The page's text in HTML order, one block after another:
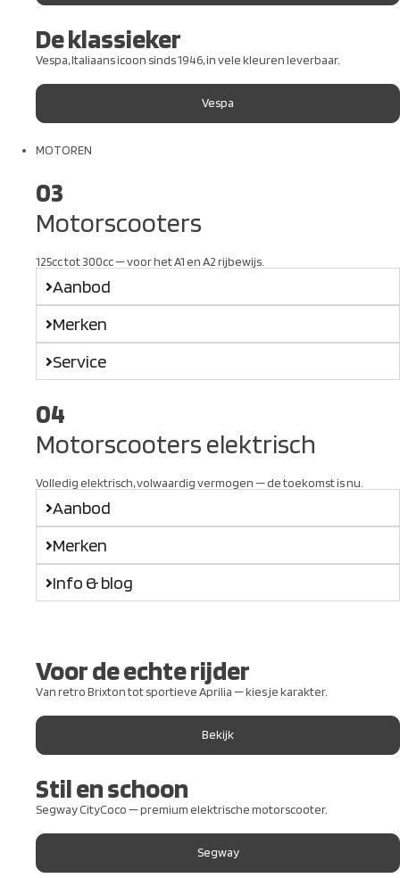
De klassieker
Vespa, Italiaans icoon sinds 1946, in vele kleuren leverbaar.
Vespa
MOTOREN
03
Motorscooters
125cc tot 300cc — voor het A1 en A2 rijbewijs.
Aanbod
Merken
Service
04
Motorscooters elektrisch
Volledig elektrisch, volwaardig vermogen — de toekomst is nu.
Aanbod
Merken
Info & blog
Voor de echte rijder
Van retro Brixton tot sportieve Aprilia — kies je karakter.
Bekijk
Stil en schoon
Segway CityCoco — premium elektrische motorscooter.
Segway